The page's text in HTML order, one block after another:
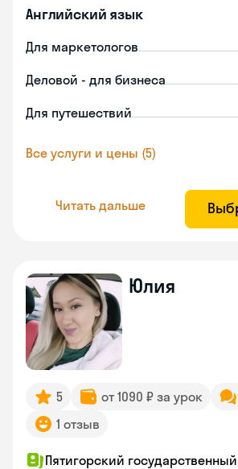
Английский язык
Для маркетологов
Деловой - для бизнеса
Для путешествий
Все услуги и цены (5)
Читать дальше
Юлия
5 от 1090 ₽ за урок
1 отзыв
Пятигорский государственный